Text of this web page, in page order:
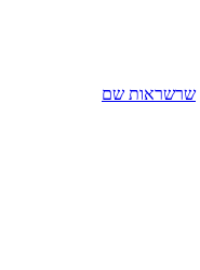
שרשראות שם